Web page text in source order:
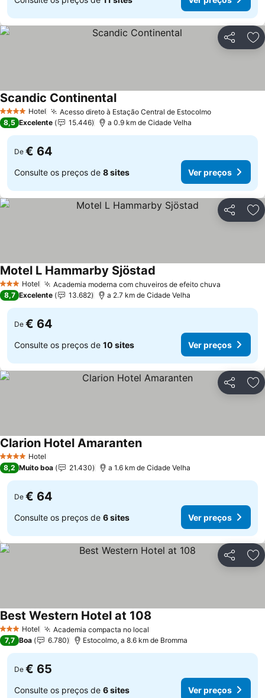
Partilhar
4 EstrelasHotel Acesso direto à Estação Central de EstocolmoVer preços
Scandic ContinentalVer preços
8,5 Excelente 15.446 a 0.9 km de Cidade Velha
De € 64
Consulte os preços de 8 sites Ver preços
Partilhar
3 EstrelasHotel Academia moderna com chuveiros de efeito chuva
Motel L Hammarby Sjöstad
8,7 Excelente 13.682 a 2.7 km de Cidade Velha
De € 64
Consulte os preços de 10 sites Ver preços
Partilhar
4 EstrelasHotel
Clarion Hotel AmarantenVer preços
8,2 Muito boa 21.430 a 1.6 km de Cidade Velha
De € 64
Consulte os preços de 6 sites Ver preços
Partilhar
3 EstrelasHotel Academia compacta no local
Best Western Hotel at 108
7,7 Boa 6.780 Estocolmo, a 8.6 km de Bromma
De € 65
Consulte os preços de 6 sites Ver preços